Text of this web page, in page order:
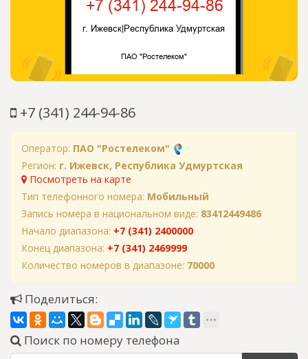
+7 (341) 244-94-86
Оператор: ПАО "Ростелеком"
Регион: г. Ижевск, Республика Удмуртская
Посмотреть на карте
Тип телефонного номера: Мобильный
Запись номера в национальном виде: 83412449486
Начало диапазона: +7 (341) 2400000
Конец диапазона: +7 (341) 2469999
Количество номеров в диапазоне: 70000
Поделиться:
Поиск по номеру телефона